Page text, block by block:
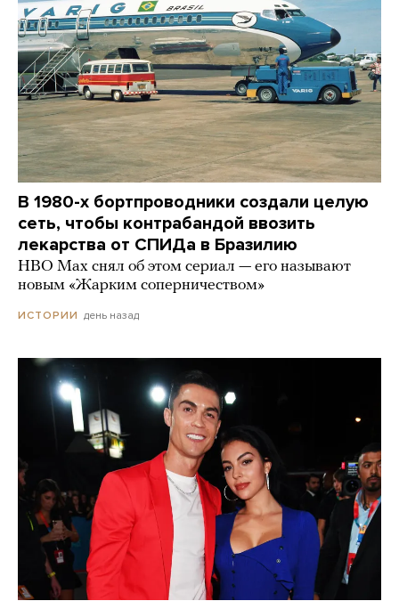
В 1980-х бортпроводники создали целую
сеть, чтобы контрабандой ввозить
лекарства от СПИДа в Бразилию
HBO Max снял об этом сериал — его называют
новым «Жарким соперничеством»
ИСТОРИИ день назад